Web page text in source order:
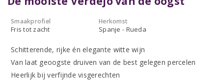
Smaakprofiel
Fris tot zacht
Herkomst
Spanje - Rueda
Schitterende, rijke én elegante witte wijn
Van laat geoogste druiven van de best gelegen percelen
Heerlijk bij verfijnde visgerechten